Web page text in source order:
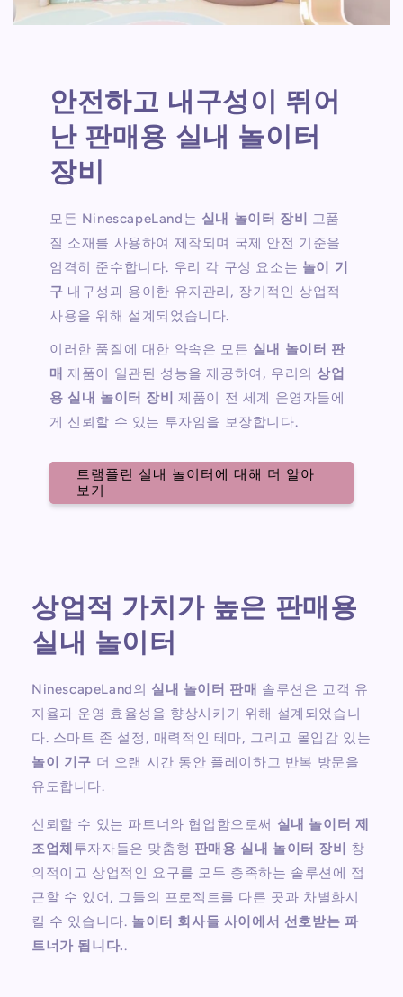
안전하고 내구성이 뛰어
난 판매용 실내 놀이터
장비
모든 NinescapeLand는 실내 놀이터 장비
고품
질 소재를 사용하여 제작되며 국제 안전 기준을
엄격히 준수합니다. 우리 각 구성 요소는 놀이 기
구 내구성과 용이한 유지관리, 장기적인 상업적
사용을 위해 설계되었습니다.
이러한 품질에 대한 약속은 모든 실내 놀이터 판
매 제품이 일관된 성능을 제공하여, 우리의 상업
용 실내 놀이터 장비
제품이 전 세계 운영자들에
게 신뢰할 수 있는 투자임을 보장합니다.
트램폴린 실내 놀이터에 대해 더 알아
보기
상업적 가치가 높은 판매용
실내 놀이터
NinescapeLand의 실내 놀이터 판매 솔루션은 고객 유
지율과 운영 효율성을 향상시키기 위해 설계되었습니
다. 스마트 존 설정, 매력적인 테마, 그리고 몰입감 있는
놀이 기구 더 오랜 시간 동안 플레이하고 반복 방문을
유도합니다.
신뢰할 수 있는 파트너와 협업함으로써 실내 놀이터 제
조업체 투자자들은 맞춤형 판매용 실내 놀이터 장비
창
의적이고 상업적인 요구를 모두 충족하는 솔루션에 접
근할 수 있어, 그들의 프로젝트를 다른 곳과 차별화시
킬 수 있습니다. 놀이터 회사들 사이에서 선호받는 파
트너가 됩니다..